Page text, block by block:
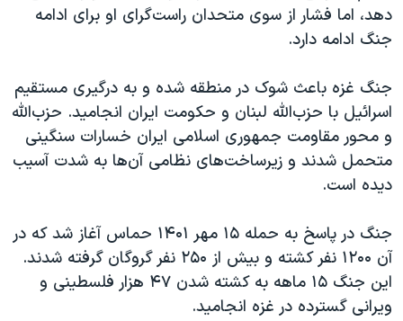
دهد، اما فشار از سوی متحدان راست‌گرای او برای ادامه
جنگ ادامه دارد.
جنگ غزه باعث شوک در منطقه شده و به درگیری مستقیم
اسرائیل با حزب‌الله لبنان و حکومت ایران انجامید. حزب‌الله
و محور مقاومت جمهوری اسلامی ایران خسارات سنگینی
متحمل شدند و زیرساخت‌های نظامی آن‌ها به شدت آسیب
دیده است.
جنگ در پاسخ به حمله ۱۵ مهر ۱۴۰۱ حماس آغاز شد که در
آن ۱۲۰۰ نفر کشته و بیش از ۲۵۰ نفر گروگان گرفته شدند.
این جنگ ۱۵ ماهه به کشته شدن ۴۷ هزار فلسطینی و
ویرانی گسترده در غزه انجامید.